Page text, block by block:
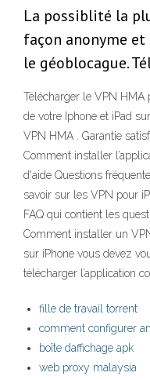
La possiblité la
façon anonyme
le géoblocague.
Télécharger le VPN HMA
de votre Iphone et iPad
VPN HMA . Garantie
Comment installer
d'aide Questions
savoir sur les VPN pour
FAQ qui contient les
Comment installer un
sur iPhone vous devez
télécharger l’application
fille de travail torrent
comment configurer
boîte daffichage apk
web proxy malaysia